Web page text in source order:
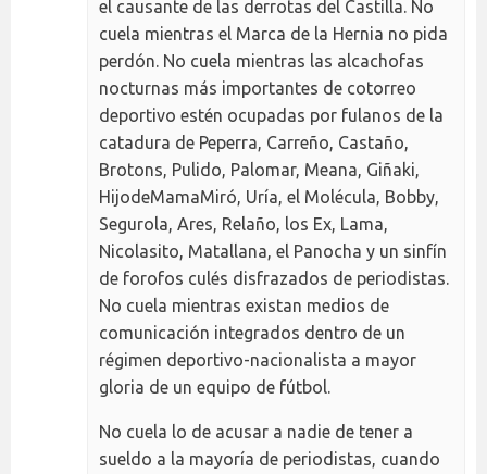
el causante de las derrotas del Castilla. No
cuela mientras el Marca de la Hernia no pida
perdón. No cuela mientras las alcachofas
nocturnas más importantes de cotorreo
deportivo estén ocupadas por fulanos de la
catadura de Peperra, Carreño, Castaño,
Brotons, Pulido, Palomar, Meana, Giñaki,
HijodeMamaMiró, Uría, el Molécula, Bobby,
Segurola, Ares, Relaño, los Ex, Lama,
Nicolasito, Matallana, el Panocha y un sinfín
de forofos culés disfrazados de periodistas.
No cuela mientras existan medios de
comunicación integrados dentro de un
régimen deportivo-nacionalista a mayor
gloria de un equipo de fútbol.
No cuela lo de acusar a nadie de tener a
sueldo a la mayoría de periodistas, cuando